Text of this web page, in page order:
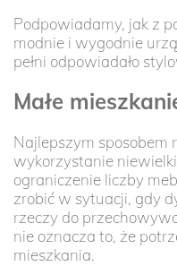
Podpowiadamy, jak z
modnie i wygodnie
pełni odpowiadało
Małe
Najlepszym sposobem
wykorzystanie
ograniczenie liczby
zrobić w sytuacji, gdy
rzeczy do
nie oznacza to, że
mieszkania.